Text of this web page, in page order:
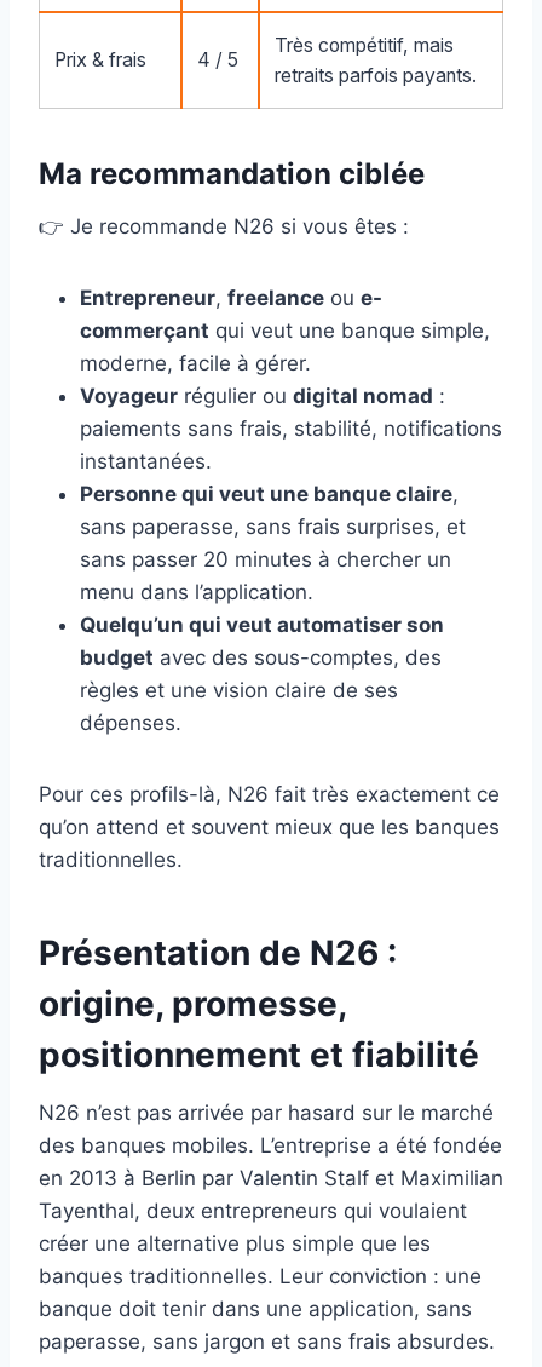
Prix & frais 4 / 5
Très compétitif, mais
retraits parfois payants.
Ma recommandation ciblée
👉 Je recommande N26 si vous êtes :
Entrepreneur, freelance ou e-
commerçant qui veut une banque simple,
moderne, facile à gérer.
Voyageur régulier ou digital nomad :
paiements sans frais, stabilité, notifications
instantanées.
Personne qui veut une banque claire,
sans paperasse, sans frais surprises, et
sans passer 20 minutes à chercher un
menu dans l’application.
Quelqu’un qui veut automatiser son
budget avec des sous-comptes, des
règles et une vision claire de ses
dépenses.
Pour ces profils-là, N26 fait très exactement ce
qu’on attend et souvent mieux que les banques
traditionnelles.
Présentation de N26 :
origine, promesse,
positionnement et fiabilité
N26 n’est pas arrivée par hasard sur le marché
des banques mobiles. L’entreprise a été fondée
en 2013 à Berlin par Valentin Stalf et Maximilian
Tayenthal, deux entrepreneurs qui voulaient
créer une alternative plus simple que les
banques traditionnelles. Leur conviction : une
banque doit tenir dans une application, sans
paperasse, sans jargon et sans frais absurdes.